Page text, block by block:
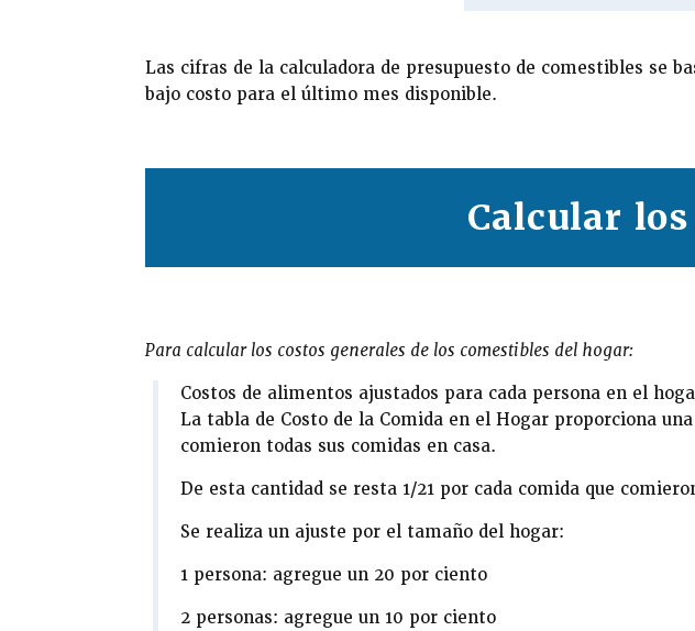
Las cifras de la calculadora de presupuesto de comestibles se
bajo costo para el último mes disponible.
Calcular
Para calcular los costos generales de los comestibles del hogar:
Costos de alimentos ajustados para cada persona en el
La tabla de Costo de la Comida en el Hogar proporciona
comieron todas sus comidas en casa.
De esta cantidad se resta 1/21 por cada comida que
Se realiza un ajuste por el tamaño del hogar:
1 persona: agregue un 20 por ciento
2 personas: agregue un 10 por ciento